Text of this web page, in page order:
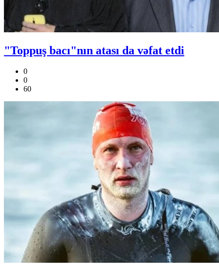
"Toppuş bacı"nın atası da vəfat etdi
0
0
60